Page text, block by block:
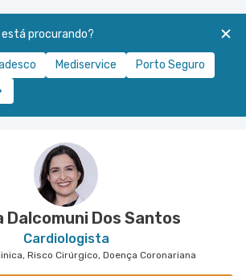
procurando?
Mediservice
Porto Seguro
Dalcomuni Dos Santos
Cardiologista
Risco Cirúrgico, Doença Coronariana